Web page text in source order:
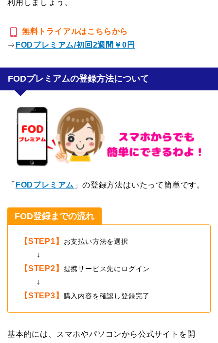
利用しましょう。
無料トライアルはこちらから
⇒ FODプレミアム/初回2週間￥0円
FODプレミアムの登録方法について
「 FODプレミアム 」の登録方法はいたって簡単です。
FOD登録までの流れ
【STEP1】 お支払い方法を選択
↓
【STEP2】 提携サービス先にログイン
↓
【STEP3】 購入内容を確認し登録完了
基本的には、スマホやパソコンから公式サイトを開